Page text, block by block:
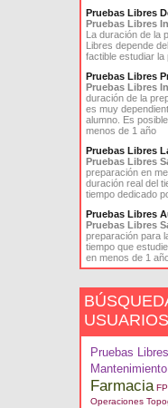
Pruebas Libres
Pruebas Libres
La duración de la
Libres depende
factible estudiar
Pruebas Libres
Pruebas Libres
duración de la
es muy
alumno. Es
menos de 1 año
Pruebas Libres
Pruebas Libres
preparación en
duración real del
tiempo dedicado
Pruebas Libres
Pruebas Libres
preparación para
tiempo que
en menos de 1
USUARIOS
Pruebas
Mantenimiento
Farmacia
Operaciones